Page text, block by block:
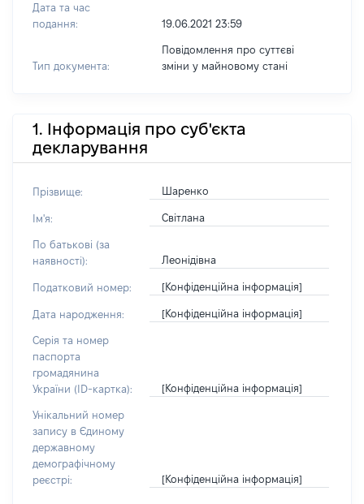
Дата та час
подання:
19.06.2021 23:59
Тип документа:
Повідомлення про суттєві
зміни y майновому стані
1. Інформація про суб'єкта
декларування
Прізвище: Шаренко
Ім'я: Світлана
По батькові (за
наявності):
Леонідівна
Податковий номер: [Конфіденційна інформація]
Дата народження: [Конфіденційна інформація]
Серія та номер
паспорта
громадянина
України (ID-картка):
[Конфіденційна інформація]
Унікальний номер
запису в Єдиному
державному
демографічному
реєстрі:
[Конфіденційна інформація]